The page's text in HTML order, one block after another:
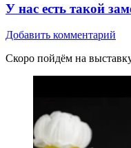
У нас есть такой
Добавить комментарий
Скоро пойдём на